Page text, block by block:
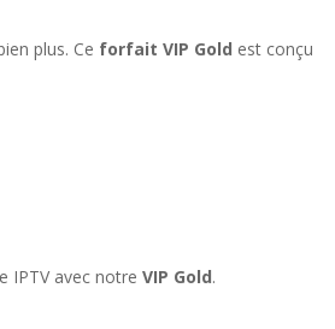
plus. Ce forfait VIP Gold est conçu
IPTV avec notreVIP Gold.